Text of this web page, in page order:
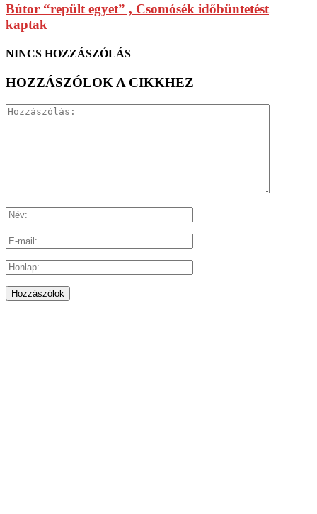
Bútor “repült egyet” , Csomósék időbüntetést
kaptak
NINCS HOZZÁSZÓLÁS
HOZZÁSZÓLOK A CIKKHEZ